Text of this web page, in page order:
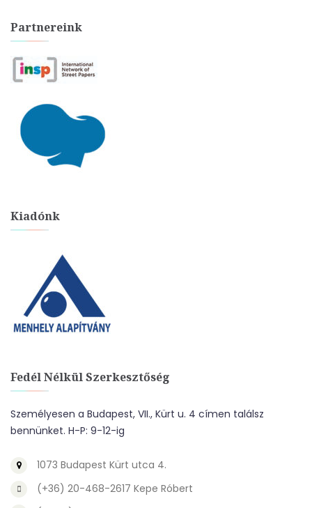
Partnereink
Kiadónk
Fedél Nélkül Szerkesztőség
Személyesen a Budapest, VII., Kürt u. 4 címen találsz
bennünket. H-P: 9-12-ig
1073 Budapest Kürt utca 4.
(+36) 20-468-2617 Kepe Róbert